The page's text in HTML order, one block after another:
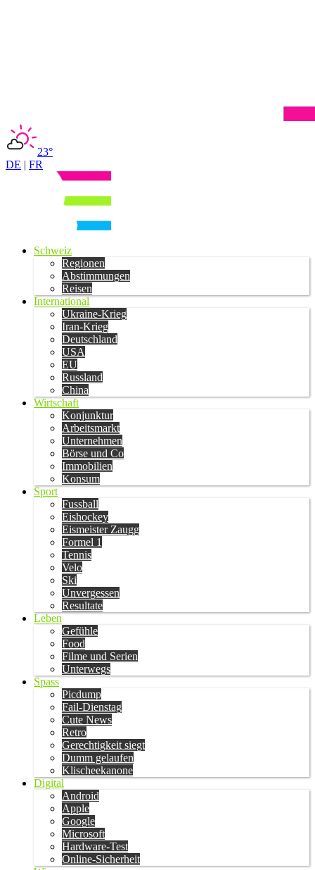
23°
DE | FR
Schweiz
Regionen
Abstimmungen
Reisen
International
Ukraine-Krieg
Iran-Krieg
Deutschland
USA
EU
Russland
China
Wirtschaft
Konjunktur
Arbeitsmarkt
Unternehmen
Börse und Co
Immobilien
Konsum
Sport
Fussball
Eishockey
Eismeister Zaugg
Formel 1
Tennis
Velo
Ski
Unvergessen
Resultate
Leben
Gefühle
Food
Filme und Serien
Unterwegs
Spass
Picdump
Fail-Dienstag
Cute News
Retro
Gerechtigkeit siegt
Dumm gelaufen
Klischeekanone
Digital
Android
Apple
Google
Microsoft
Hardware-Test
Online-Sicherheit